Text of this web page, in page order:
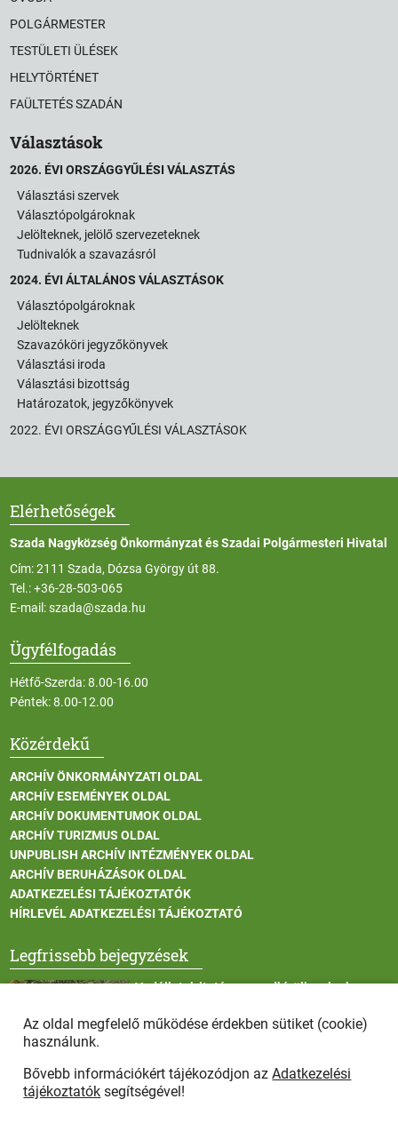
POLGÁRMESTER
TESTÜLETI ÜLÉSEK
HELYTÖRTÉNET
FAÜLTETÉS SZADÁN
Választások
2026. ÉVI ORSZÁGGYŰLÉSI VÁLASZTÁS
Választási szervek
Választópolgároknak
Jelölteknek, jelölő szervezeteknek
Tudnivalók a szavazásról
2024. ÉVI ÁLTALÁNOS VÁLASZTÁSOK
Választópolgároknak
Jelölteknek
Szavazóköri jegyzőkönyvek
Választási iroda
Választási bizottság
Határozatok, jegyzőkönyvek
2022. ÉVI ORSZÁGGYŰLÉSI VÁLASZTÁSOK
Elérhetőségek
Szada Nagyközség Önkormányzat és Szadai Polgármesteri Hivatal
Cím: 2111 Szada, Dózsa György út 88.
Tel.:+36-28-503-065
E-mail:szada@szada.hu
Ügyfélfogadás
Hétfő-Szerda: 8.00-16.00
Péntek: 8.00-12.00
Közérdekű
ARCHÍV ÖNKORMÁNYZATI OLDAL
ARCHÍV ESEMÉNYEK OLDAL
ARCHÍV DOKUMENTUMOK OLDAL
ARCHÍV TURIZMUS OLDAL
UNPUBLISH ARCHÍV INTÉZMÉNYEK OLDAL
ARCHÍV BERUHÁZÁSOK OLDAL
ADATKEZELÉSI TÁJÉKOZTATÓK
HÍRLEVÉL ADATKEZELÉSI TÁJÉKOZTATÓ
Legfrissebb bejegyzések
Vadállatok itatása a rendkívüli melegben
Afrikai sertéspestis - kérések a lakosság felé
Az oldal megfelelő működése érdekben sütiket (cookie)
használunk.
Bővebb információkért tájékozódjon azAdatkezelési
tájékoztatók segítségével!